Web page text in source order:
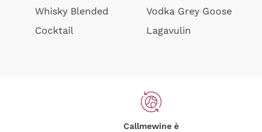
Whisky Blended
Cocktail
Vodka Grey Goose
Lagavulin
Callmewine è